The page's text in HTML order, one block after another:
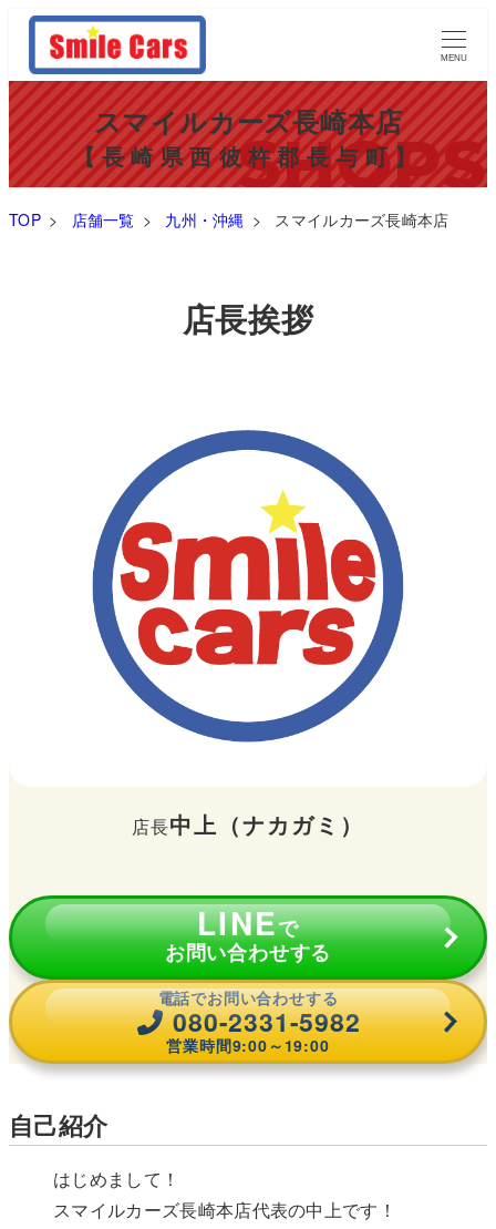
MENU
スマイルカーズ長崎本店
【長崎県西彼杵郡長与町】
TOP > 店舗一覧 > 九州・沖縄 > スマイルカーズ長崎本店
店長挨拶
店長中上（ナカガミ）
LINEで
お問い合わせする
電話でお問い合わせする
080-2331-5982
営業時間9:00～19:00
自己紹介
はじめまして！
スマイルカーズ長崎本店代表の中上です！